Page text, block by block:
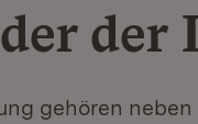
der
gehören